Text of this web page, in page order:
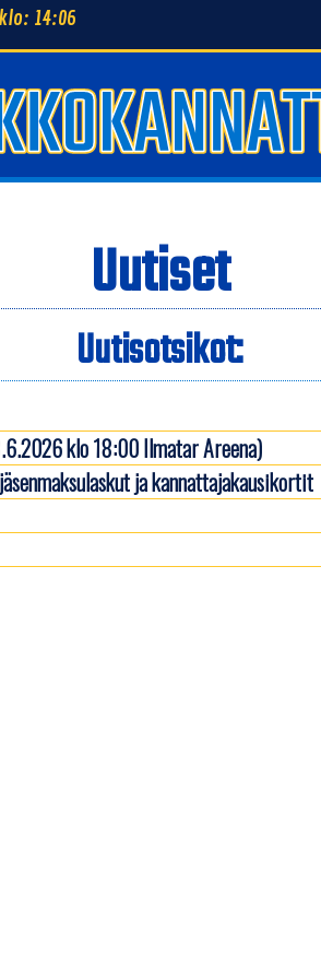
14:06
Uutiset
Uutisotsikot:
klo 18:00 Ilmatar Areena)
ja kannattajakausikortit